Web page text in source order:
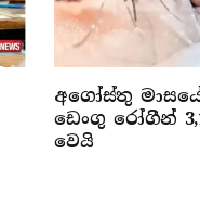
අගෝස්තු
ඩෙංගු රෝගීන්
වෙයි